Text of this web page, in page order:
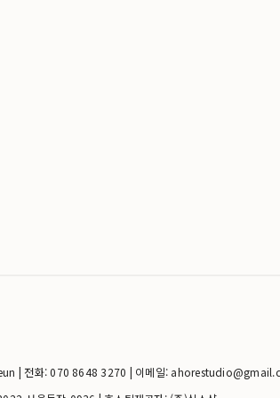
| 전화: 070 8648 3270 | 이메일: